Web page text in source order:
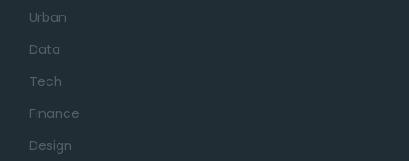
Urban
Data
Tech
Finance
Design